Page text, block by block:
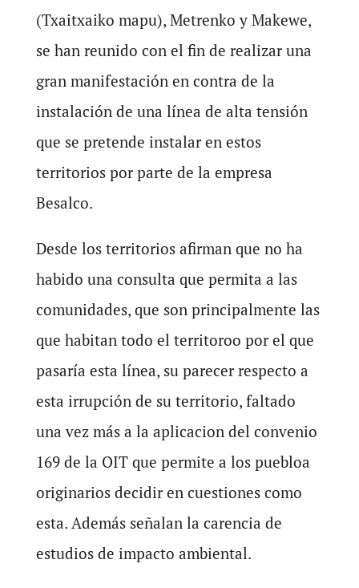
(Txaitxaiko mapu), Metrenko y Makewe,
se han reunido con el fin de realizar una
gran manifestación en contra de la
instalación de una línea de alta tensión
que se pretende instalar en estos
territorios por parte de la empresa
Besalco.
Desde los territorios afirman que no ha
habido una consulta que permita a las
comunidades, que son principalmente las
que habitan todo el territoroo por el que
pasaría esta línea, su parecer respecto a
esta irrupción de su territorio, faltado
una vez más a la aplicacion del convenio
169 de la OIT que permite a los puebloa
originarios decidir en cuestiones como
esta. Además señalan la carencia de
estudios de impacto ambiental.